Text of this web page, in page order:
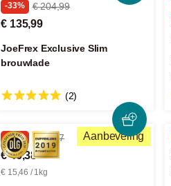
-33% € 204,99
€ 135,99
JoeFrex Exclusive Slim
brouwlade
(2)
Aanbeveling
-33% € 69,87
€ 46,38
€ 15,46 / 1kg